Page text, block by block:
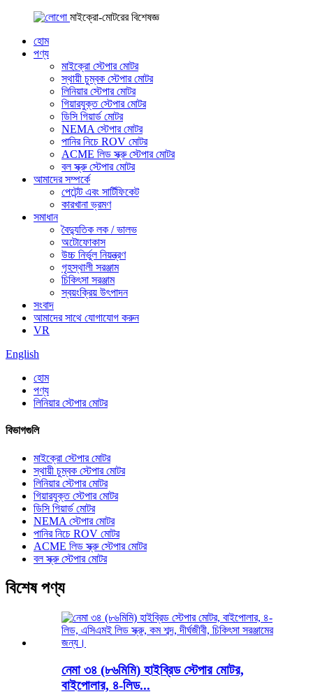
মাইক্রো-মোটরের বিশেষজ্ঞ
হোম
পণ্য
মাইক্রো স্টেপার মোটর
স্থায়ী চুম্বক স্টেপার মোটর
লিনিয়ার স্টেপার মোটর
গিয়ারযুক্ত স্টেপার মোটর
ডিসি গিয়ার্ড মোটর
NEMA স্টেপার মোটর
পানির নিচে ROV মোটর
ACME লিড স্ক্রু স্টেপার মোটর
বল স্ক্রু স্টেপার মোটর
আমাদের সম্পর্কে
পেটেন্ট এবং সার্টিফিকেট
কারখানা ভ্রমণ
সমাধান
বৈদ্যুতিক লক / ভালভ
অটোফোকাস
উচ্চ নির্ভুল নিয়ন্ত্রণ
গৃহস্থালী সরঞ্জাম
চিকিৎসা সরঞ্জাম
স্বয়ংক্রিয় উৎপাদন
সংবাদ
আমাদের সাথে যোগাযোগ করুন
VR
English
হোম
পণ্য
লিনিয়ার স্টেপার মোটর
বিভাগগুলি
মাইক্রো স্টেপার মোটর
স্থায়ী চুম্বক স্টেপার মোটর
লিনিয়ার স্টেপার মোটর
গিয়ারযুক্ত স্টেপার মোটর
ডিসি গিয়ার্ড মোটর
NEMA স্টেপার মোটর
পানির নিচে ROV মোটর
ACME লিড স্ক্রু স্টেপার মোটর
বল স্ক্রু স্টেপার মোটর
বিশেষ পণ্য
নেমা ৩৪ (৮৬মিমি) হাইব্রিড স্টেপার মোটর,
বাইপোলার, ৪-লিড...